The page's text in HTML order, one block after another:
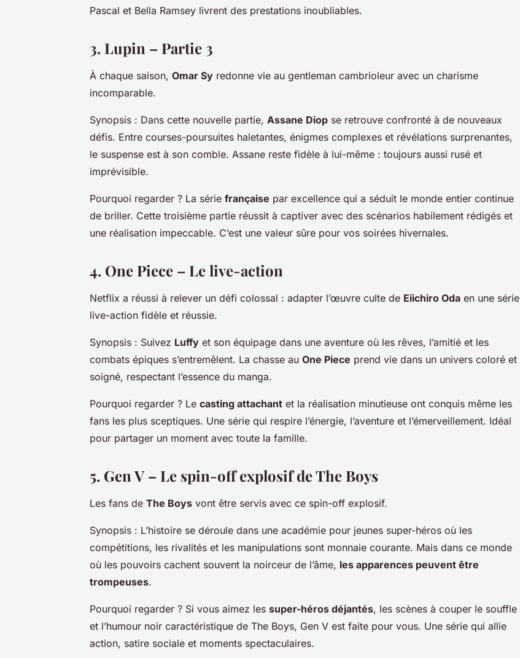
Pascal et Bella Ramsey livrent des prestations inoubliables.
3. Lupin – Partie 3
À chaque saison, Omar Sy redonne vie au gentleman cambrioleur avec un charisme
incomparable.
Synopsis : Dans cette nouvelle partie, Assane Diop se retrouve confronté à de nouveaux
défis. Entre courses-poursuites haletantes, énigmes complexes et révélations surprenantes,
le suspense est à son comble. Assane reste fidèle à lui-même : toujours aussi rusé et
imprévisible.
Pourquoi regarder ? La série française par excellence qui a séduit le monde entier continue
de briller. Cette troisième partie réussit à captiver avec des scénarios habilement rédigés et
une réalisation impeccable. C’est une valeur sûre pour vos soirées hivernales.
4. One Piece – Le live-action
Netflix a réussi à relever un défi colossal : adapter l’œuvre culte de Eiichiro Oda en une série
live-action fidèle et réussie.
Synopsis : Suivez Luffy et son équipage dans une aventure où les rêves, l’amitié et les
combats épiques s’entremêlent. La chasse au One Piece prend vie dans un univers coloré et
soigné, respectant l’essence du manga.
Pourquoi regarder ? Le casting attachant et la réalisation minutieuse ont conquis même les
fans les plus sceptiques. Une série qui respire l’énergie, l’aventure et l’émerveillement. Idéal
pour partager un moment avec toute la famille.
5. Gen V – Le spin-off explosif de The Boys
Les fans de The Boys vont être servis avec ce spin-off explosif.
Synopsis : L’histoire se déroule dans une académie pour jeunes super-héros où les
compétitions, les rivalités et les manipulations sont monnaie courante. Mais dans ce monde
où les pouvoirs cachent souvent la noirceur de l’âme, les apparences peuvent être
trompeuses.
Pourquoi regarder ? Si vous aimez les super-héros déjantés, les scènes à couper le souffle
et l’humour noir caractéristique de The Boys, Gen V est faite pour vous. Une série qui allie
action, satire sociale et moments spectaculaires.